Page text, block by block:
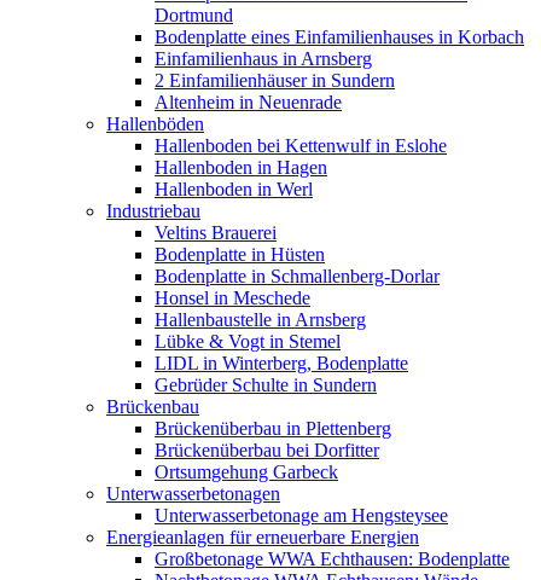
Dortmund
Bodenplatte eines Einfamilienhauses in Korbach
Einfamilienhaus in Arnsberg
2 Einfamilienhäuser in Sundern
Altenheim in Neuenrade
Hallenböden
Hallenboden bei Kettenwulf in Eslohe
Hallenboden in Hagen
Hallenboden in Werl
Industriebau
Veltins Brauerei
Bodenplatte in Hüsten
Bodenplatte in Schmallenberg-Dorlar
Honsel in Meschede
Hallenbaustelle in Arnsberg
Lübke & Vogt in Stemel
LIDL in Winterberg, Bodenplatte
Gebrüder Schulte in Sundern
Brückenbau
Brückenüberbau in Plettenberg
Brückenüberbau bei Dorfitter
Ortsumgehung Garbeck
Unterwasserbetonagen
Unterwasserbetonage am Hengsteysee
Energieanlagen für erneuerbare Energien
Großbetonage WWA Echthausen: Bodenplatte